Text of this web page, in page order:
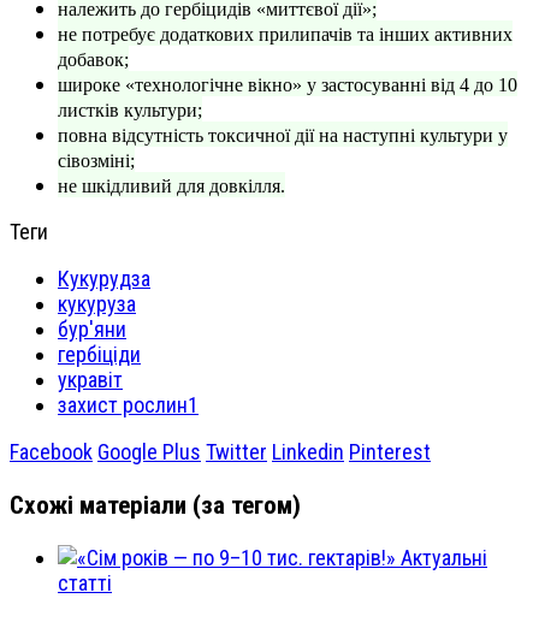
належить до гербіцидів «миттєвої дії»;
не потребує додаткових прилипачів та інших активних
добавок;
широке «технологічне вікно» у застосуванні від 4 до 10
листків культури;
повна відсутність токсичної дії на наступні культури у
сівозміні;
не шкідливий для довкілля.
Теги
Кукурудза
кукуруза
бур'яни
гербіціди
укравіт
захист рослин1
Facebook Google Plus Twitter Linkedin Pinterest
Схожі матеріали (за тегом)
Актуальні
статті